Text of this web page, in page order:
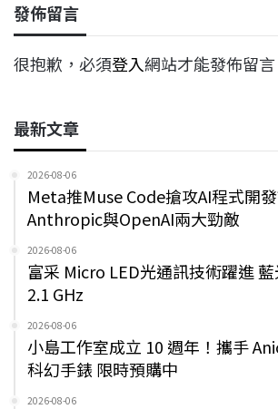
發佈留言
很抱歉，必須登入網站才能發佈留言
最新文章
2026-08-06
Meta推Muse Code搶攻AI程式開
Anthropic與OpenAI兩大勁敵
2026-08-06
富采 Micro LED光通訊技術躍進
2.1 GHz
2026-08-06
小島工作室成立 10 週年！攜手
科幻手錶 限時預購中
2026-08-06